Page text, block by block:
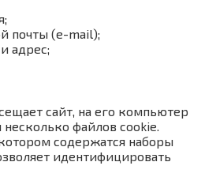
почты (e-mail);
адрес;
сайт, на его компьютер
файлов cookie.
содержатся наборы
идентифицировать